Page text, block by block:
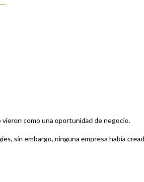
como una oportunidad de negocio.
sin embargo, ninguna empresa había